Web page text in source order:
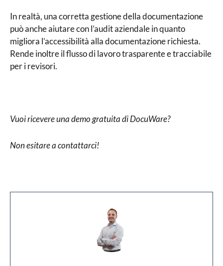
In realtà, una corretta gestione della documentazione
può anche aiutare con l’audit aziendale in quanto
migliora l’accessibilità alla documentazione richiesta.
Rende inoltre il flusso di lavoro trasparente e tracciabile
per i revisori.
Vuoi ricevere una demo gratuita di DocuWare?
Non esitare a contattarci!